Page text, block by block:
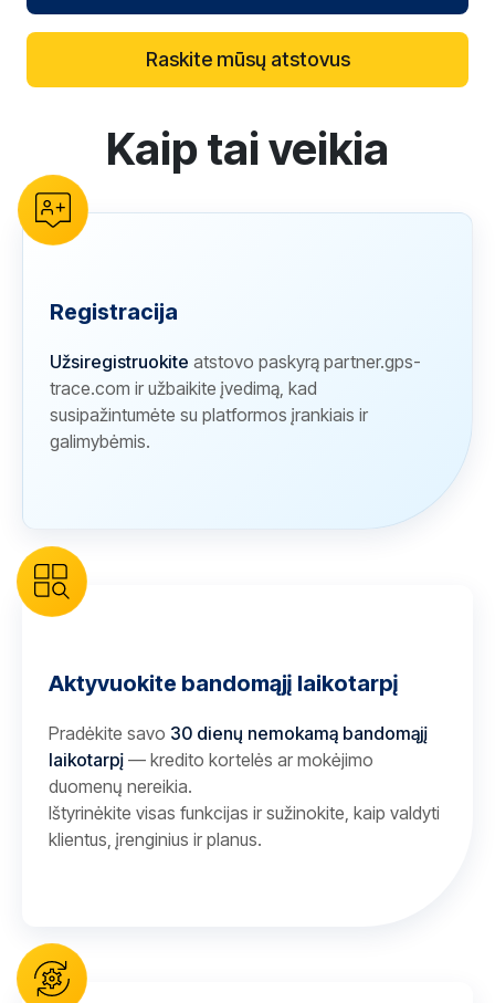
Raskite mūsų atstovus
reCAPTCHA verificationKaip tai veikia
Registracija
Užsiregistruokite atstovo paskyrą partner.gps-
trace.com ir užbaikite įvedimą, kad
susipažintumėte su platformos įrankiais ir
galimybėmis.
Aktyvuokite bandomąjį laikotarpį
Pradėkite savo 30 dienų nemokamą bandomąjį
laikotarpį — kredito kortelės ar mokėjimo
duomenų nereikia.
Ištyrinėkite visas funkcijas ir sužinokite, kaip valdyti
klientus, įrenginius ir planus.